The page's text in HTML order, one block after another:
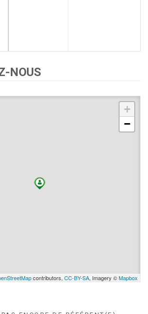
NOUS
+
−
contributors, CC-BY-SA, Imagery ©Mapbox